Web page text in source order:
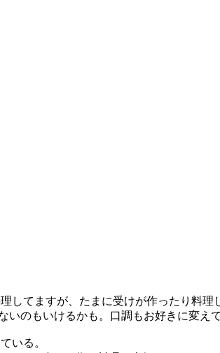
てますが、たまに受けが作ったり料理
のもいけるかも。口調もお好きに変え
いる。